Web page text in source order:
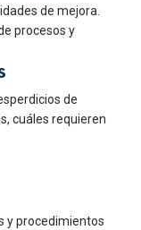
de mejora.
procesos y
de
cuáles requieren
y procedimientos